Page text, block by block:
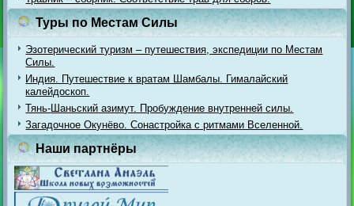
Туры по Местам Силы
Эзотерический туризм – путешествия, экспедиции по Местам
Силы.
Индия. Путешествие к вратам Шамбалы. Гималайский
калейдоскоп.
Тянь-Шаньский азимут. Пробуждение внутренней силы.
Загадочное Окунёво. Сонастройка с ритмами Вселенной.
Наши партнёры